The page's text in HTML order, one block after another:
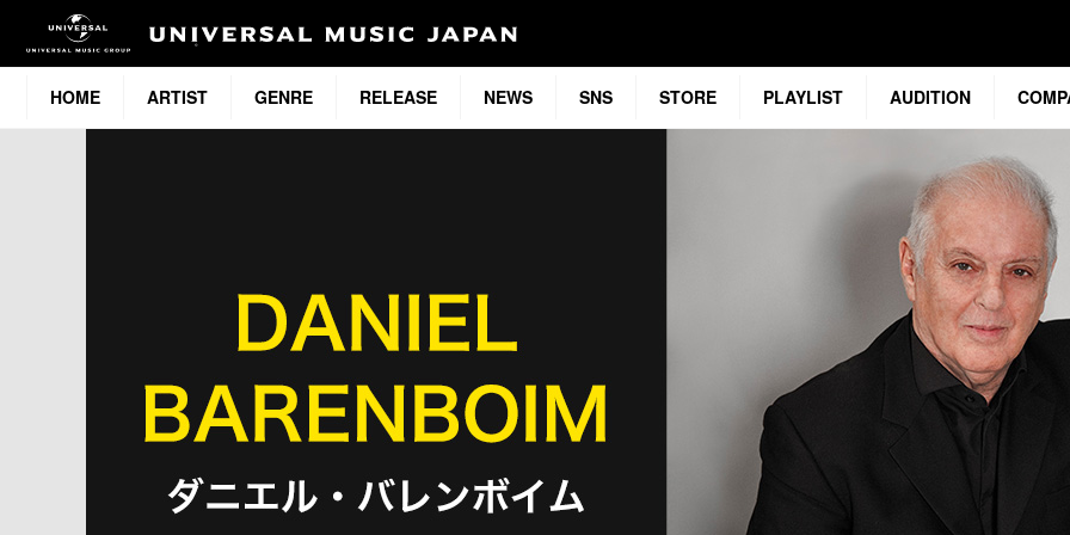
HOME ARTIST GENRE RELEASE NEWS SNS STORE PLAYLIST AUDITION